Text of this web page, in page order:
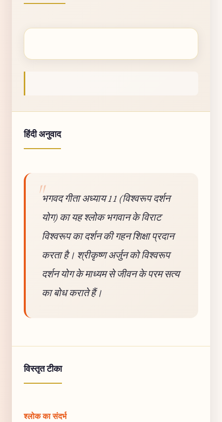
हिंदी अनुवाद
भगवद गीता अध्याय 11 (विश्वरूप दर्शन
योग) का यह श्लोक भगवान के विराट
विश्वरूप का दर्शन की गहन शिक्षा प्रदान
करता है। श्रीकृष्ण अर्जुन को विश्वरूप
दर्शन योग के माध्यम से जीवन के परम सत्य
का बोध कराते हैं।
विस्तृत टीका
श्लोक का संदर्भ